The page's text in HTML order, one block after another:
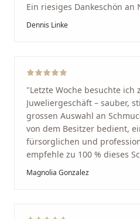
Ein riesiges Dankeschön an
Vom ersten Termin an
Arbeit und seine Kunden
Service und echte
richtig."
Dennis Linke
"Letzte Woche besuchte ich
Juweliergeschäft – sauber,
grossen Auswahl an
von dem Besitzer bedient,
fürsorglichen und
empfehle zu 100 % dieses
Schaffhausen. Ich selbst
glücklich mit der
Magnolia Gonzalez